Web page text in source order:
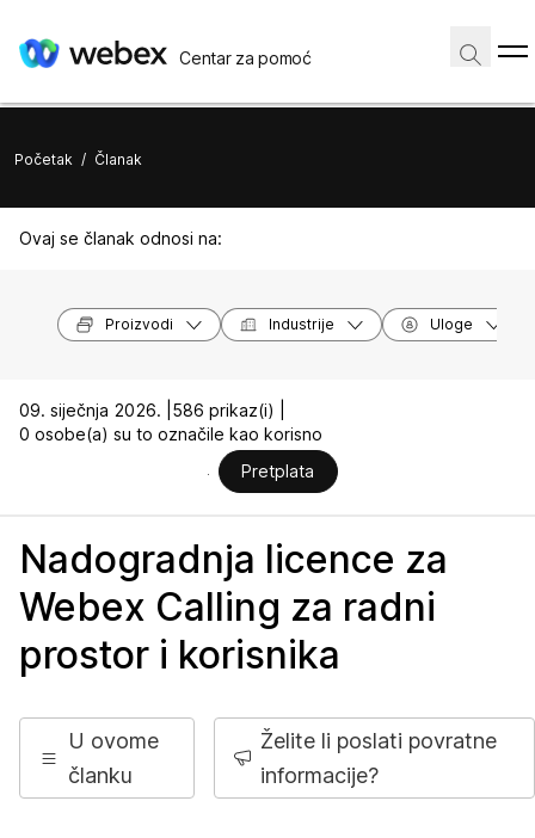
Centar za pomoć
Početak / Članak
Ovaj se članak odnosi na:
Proizvodi Industrije Uloge
09. siječnja 2026. | 586 prikaz(i) |
0 osobe(a) su to označile kao korisno
Pretplata
Nadogradnja licence za
Webex Calling za radni
prostor i korisnika
U ovome
članku
Želite li poslati povratne
informacije?